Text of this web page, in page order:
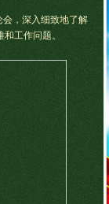
，深入细致地了解
工作问题。